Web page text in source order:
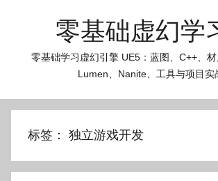
零基础虚幻学
零基础学习虚幻引擎 UE5：蓝图、C++、材
Lumen、Nanite、工具与项目实
标签： 独立游戏开发